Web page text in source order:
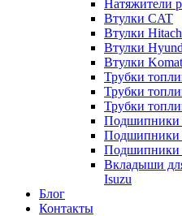
Натяжители
Втулки CAT
Втулки
Втулки
Втулки
Трубки
Трубки
Трубки
Подшипники
Подшипники
Подшипники
Вкладыши
Isuzu
Блог
Контакты